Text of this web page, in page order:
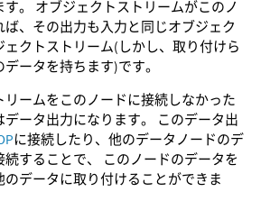
す。 オブジェクトストリームがこのノ
ば、その出力も入力と同じオブジェク
ェクトストリーム(しかし、取り付けら
ータを持ちます)です。
リームをこのノードに接続しなかった
ータ出力になります。 このデータ出
に接続したり、他のデータノードのデ
することで、 このノードのデータを
のデータに取り付けることができま